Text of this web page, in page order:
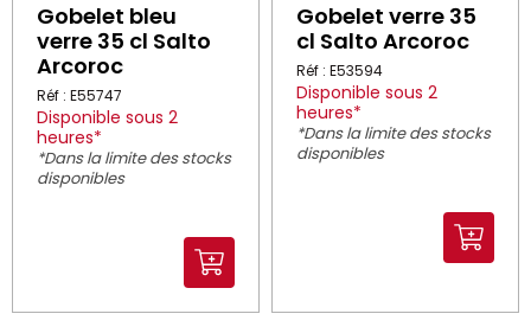
Gobelet bleu
verre 35 cl Salto
Arcoroc
Réf : E55747
Disponible sous 2
heures*
*Dans la limite des stocks
disponibles
Gobelet verre 35
cl Salto Arcoroc
Réf : E53594
Disponible sous 2
heures*
*Dans la limite des stocks
disponibles